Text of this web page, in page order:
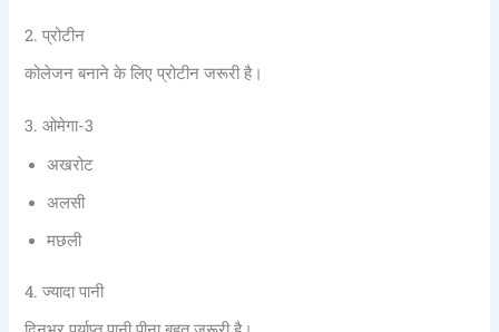
2. प्रोटीन
कोलेजन बनाने के लिए प्रोटीन जरूरी है।
3. ओमेगा-3
अखरोट
अलसी
मछली
4. ज्यादा पानी